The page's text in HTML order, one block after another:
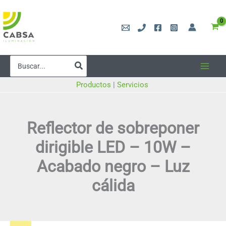
al
contenido
por:
Productos | Servicios
Reflector de sobreponer
dirigible LED – 10W –
Acabado negro – Luz
cálida